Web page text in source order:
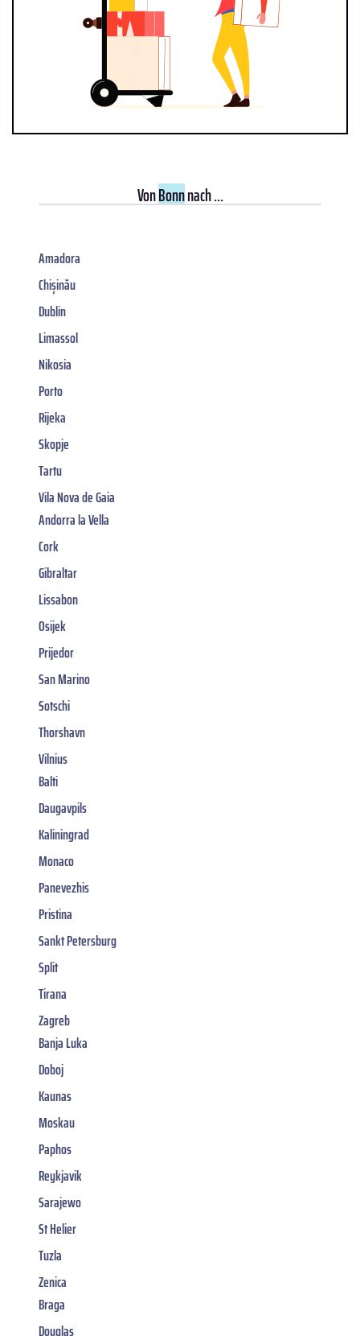
VonBonnnach ...
Amadora
Chișinău
Dublin
Limassol
Nikosia
Porto
Rijeka
Skopje
Tartu
Vila Nova de Gaia
Andorra la Vella
Cork
Gibraltar
Lissabon
Osijek
Prijedor
San Marino
Sotschi
Thorshavn
Vilnius
Balti
Daugavpils
Kaliningrad
Monaco
Panevezhis
Pristina
Sankt Petersburg
Split
Tirana
Zagreb
Banja Luka
Doboj
Kaunas
Moskau
Paphos
Reykjavik
Sarajewo
St Helier
Tuzla
Zenica
Braga
Douglas